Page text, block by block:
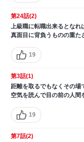
第24話(2)
上級職に転職出来るとなれ
真面目に背負うものの重た
19
第3話(1)
距離を取るでもなくその場
空気を読んで目の前の人間
19
第7話(2)